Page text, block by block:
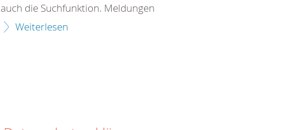
auch die Suchfunktion. Meldungen
Weiterlesen